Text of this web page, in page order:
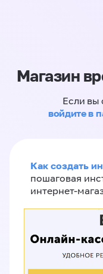
Магазин
Если вы
войдите в
Как создать
пошаговая
интернет-